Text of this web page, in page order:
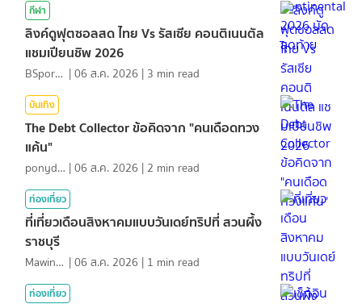
กีฬา
ลิงค์ดูฟุตซอลสด ไทย Vs รัสเซีย คอนติเนนตัล
แชมเปียนชิพ 2026
BSports8 |06 ส.ค. 2026 | 3 min read
บันเทิง
The Debt Collector ข้อคิดจาก "คนเดือดทวง
แค้น"
ponydiary |06 ส.ค. 2026 | 2 min read
ท่องเที่ยว
ที่เที่ยวเดือนสิงหาคมแบบวันเดย์ทริปที่ สวนผึ้ง
ราชบุรี
MawinMatravel |06 ส.ค. 2026 | 1 min read
ท่องเที่ยว